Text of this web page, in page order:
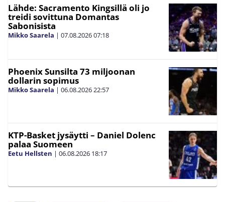
Lähde: Sacramento Kingsillä oli jo
treidi sovittuna Domantas
Sabonisista
Mikko Saarela | 07.08.202607:18
Phoenix Sunsilta 73 miljoonan
dollarin sopimus
Mikko Saarela | 06.08.202622:57
KTP-Basket jysäytti – Daniel Dolenc
palaa Suomeen
Eetu Hellsten | 06.08.2026 18:17